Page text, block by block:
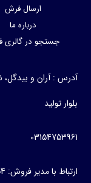
ارسال فرش
درباره ما
جستجو در
آدرس : آران و بیدگل،
بلوار تولید
03154753961
ارتباط با مدیر فروش: 09124602254-09131629159